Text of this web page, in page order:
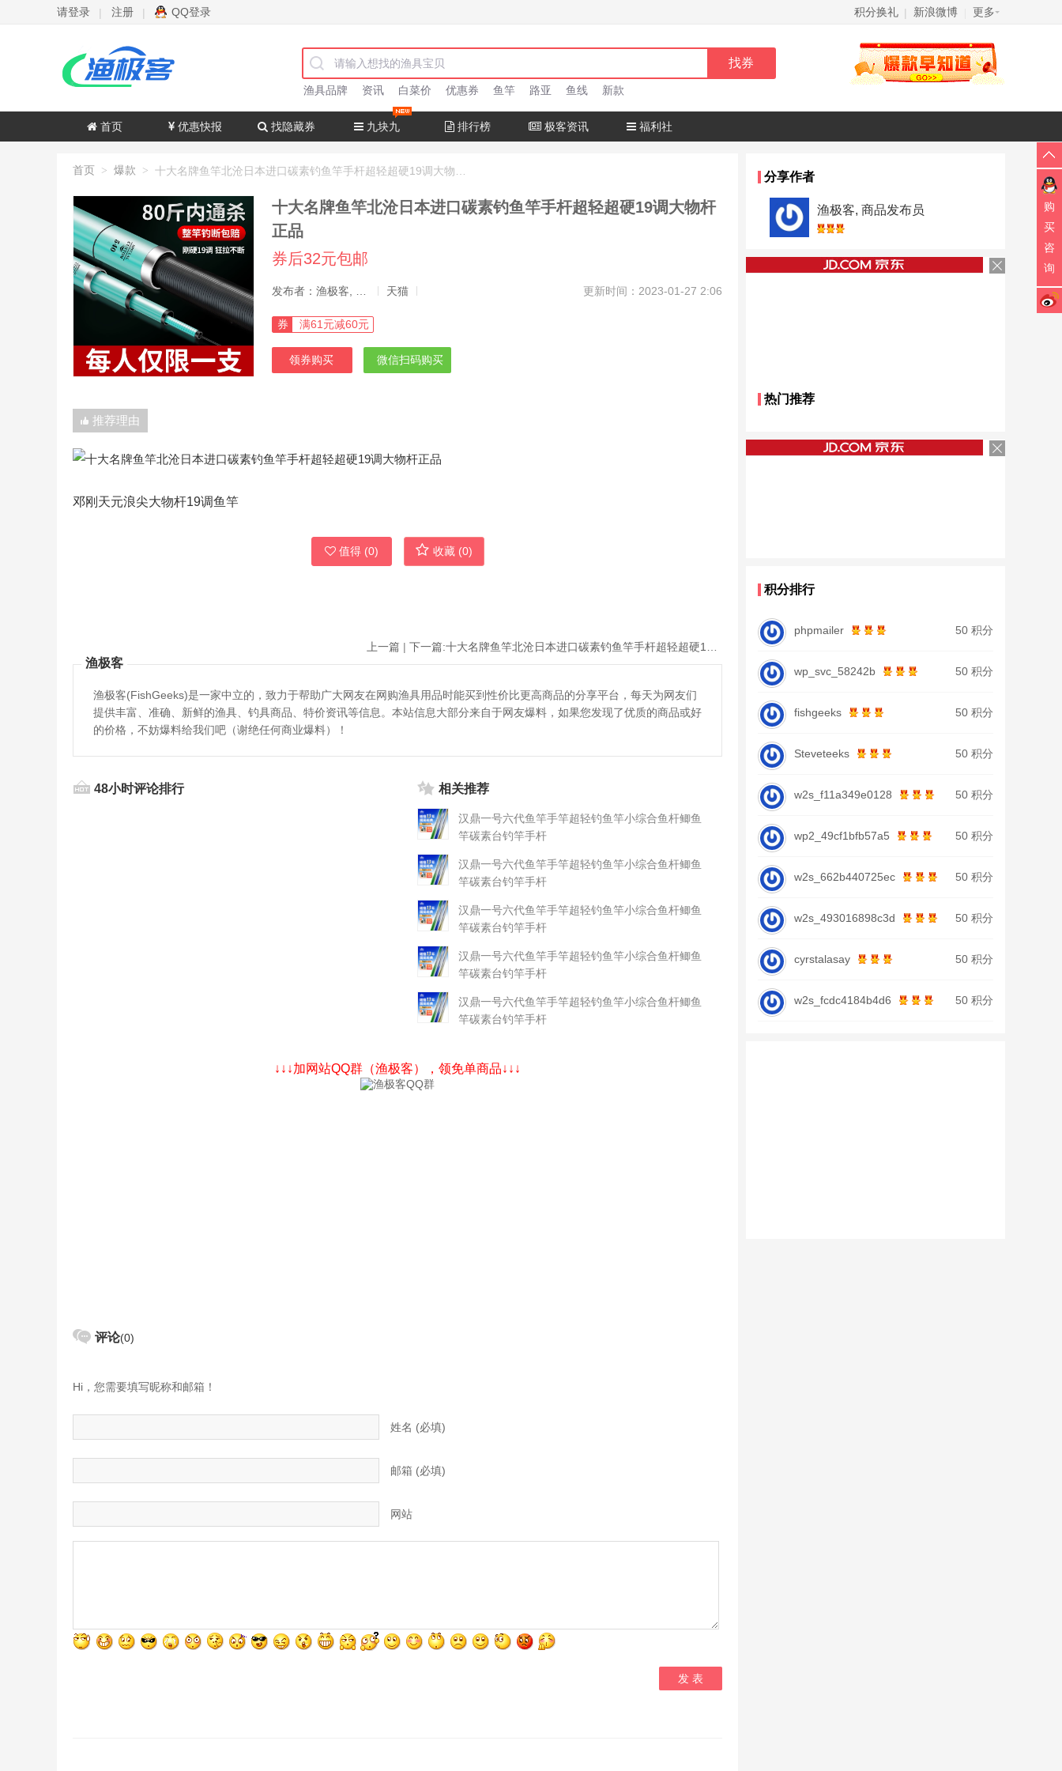
请登录 | 注册 | QQ登录 积分换礼 | 新浪微博 更多
渔具品牌 资讯 白菜价 优惠券 鱼竿 路亚 鱼线 新款
首页 优惠快报 找隐藏券 九块九 排行榜 极客资讯 福利社
首页 > 爆款 >
十大名牌鱼竿北沧日本进口碳素钓鱼竿手杆超轻超硬19调大物杆
正品
券后32元包邮
天猫 更新时间：2023-01-27 2:06
券 满61元减60元
领券购买 微信扫码购买
推荐理由
邓刚天元浪尖大物杆19调鱼竿
值得 (0) 收藏 (0)
上一篇 | 下一篇:
渔极客
渔极客(FishGeeks)是一家中立的，致力于帮助广大网友在网购渔具用品时能买到性价比更高商品的分享平台，每天为网友们
提供丰富、准确、新鲜的渔具、钓具商品、特价资讯等信息。本站信息大部分来自于网友爆料，如果您发现了优质的商品或好
的价格，不妨爆料给我们吧（谢绝任何商业爆料）！
48小时评论排行 相关推荐
汉鼎一号六代鱼竿手竿超轻钓鱼竿小综合鱼杆鲫鱼
竿碳素台钓竿手杆
汉鼎一号六代鱼竿手竿超轻钓鱼竿小综合鱼杆鲫鱼
竿碳素台钓竿手杆
汉鼎一号六代鱼竿手竿超轻钓鱼竿小综合鱼杆鲫鱼
竿碳素台钓竿手杆
汉鼎一号六代鱼竿手竿超轻钓鱼竿小综合鱼杆鲫鱼
竿碳素台钓竿手杆
汉鼎一号六代鱼竿手竿超轻钓鱼竿小综合鱼杆鲫鱼
竿碳素台钓竿手杆
↓↓↓加网站QQ群（渔极客），领免单商品↓↓↓
评论(0)
Hi，您需要填写昵称和邮箱！
姓名 (必填)
邮箱 (必填)
网站
分享作者
渔极客, 商品发布员
热门推荐
积分排行
phpmailer 50 积分
wp_svc_58242b 50 积分
fishgeeks 50 积分
Steveteeks 50 积分
w2s_f11a349e0128 50 积分
wp2_49cf1bfb57a5 50 积分
w2s_662b440725ec 50 积分
w2s_493016898c3d 50 积分
cyrstalasay 50 积分
w2s_fcdc4184b4d6 50 积分
购
买
咨
询